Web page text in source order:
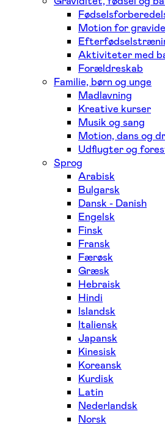
Motion for gravide
Aktiviteter med
Forældreskab
Familie, børn og unge
Madlavning
Kreative kurser
Musik og sang
Motion, dans og
Udflugter og
Sprog
Arabisk
Bulgarsk
Dansk - Danish
Engelsk
Finsk
Fransk
Færøsk
Græsk
Hebraisk
Hindi
Islandsk
Italiensk
Japansk
Kinesisk
Koreansk
Kurdisk
Latin
Nederlandsk
Norsk